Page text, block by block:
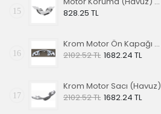
15
828.25 TL
16
Krom Motor Ön Kapağı (Havuz) Nikelajlı
2102.52 TL 1682.24 TL
17
Krom Motor Sacı (Havuz)
2102.52 TL 1682.24 TL